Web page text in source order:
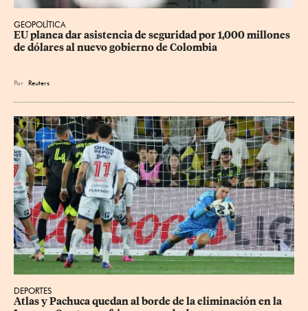
GEOPOLÍTICA
EU planea dar asistencia de seguridad por 1,000 millones
de dólares al nuevo gobierno de Colombia
Por Reuters
DEPORTES
Atlas y Pachuca quedan al borde de la eliminación en la